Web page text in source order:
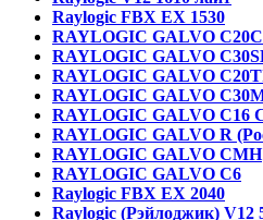
Raylogic FBX EX 1530
RAYLOGIC GALVO
RAYLOGIC GALVO
RAYLOGIC GALVO
RAYLOGIC GALVO
RAYLOGIC GALVO С16
RAYLOGIC GALVO R
RAYLOGIC GALVO CMH
RAYLOGIC GALVO С6
Raylogic FBX EX 2040
Raylogic (Рэйлоджик) V12